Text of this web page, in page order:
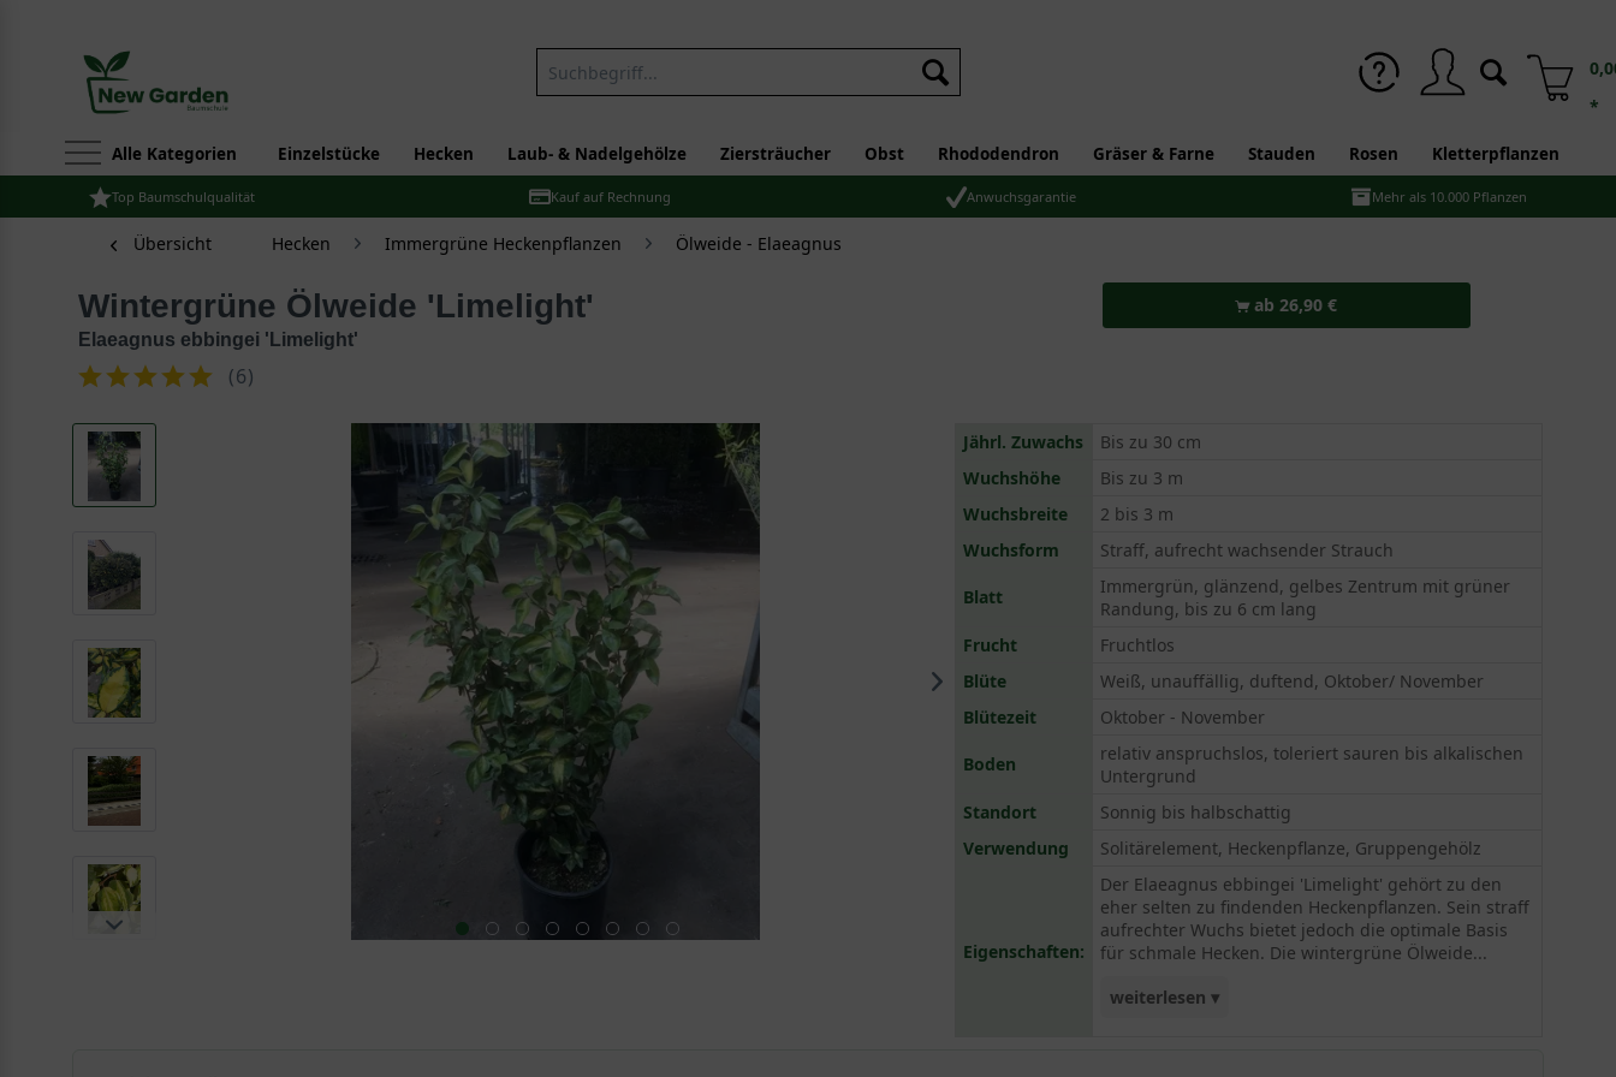
*
Alle Kategorien Einzelstücke Hecken Laub- & Nadelgehölze Ziersträucher Obst Rhododendron Gräser & Farne Stauden Rosen Kletterpflanzen
Top Baumschulqualität Kauf auf Rechnung Anwuchsgarantie Mehr als 10.000 Pflanzen
Übersicht Hecken Immergrüne Heckenpflanzen Ölweide - Elaeagnus
Wintergrüne Ölweide 'Limelight'
Elaeagnus ebbingei 'Limelight'
(6)
ab 26,90 €
Jährl. Zuwachs
Bis zu 30 cm
Wuchshöhe
Bis zu 3 m
Wuchsbreite
2 bis 3 m
Wuchsform
Straff, aufrecht wachsender Strauch
Blatt
Immergrün, glänzend, gelbes Zentrum mit grüner
Randung, bis zu 6 cm lang
Frucht
Fruchtlos
Blüte
Weiß, unauffällig, duftend, Oktober/ November
Blütezeit
Oktober - November
Boden
relativ anspruchslos, toleriert sauren bis alkalischen
Untergrund
Standort
Sonnig bis halbschattig
Verwendung
Solitärelement, Heckenpflanze, Gruppengehölz
Eigenschaften:
Der Elaeagnus ebbingei 'Limelight' gehört zu den
eher selten zu findenden Heckenpflanzen. Sein straff
aufrechter Wuchs bietet jedoch die optimale Basis
für schmale Hecken. Die wintergrüne Ölweide...
weiterlesen ▾